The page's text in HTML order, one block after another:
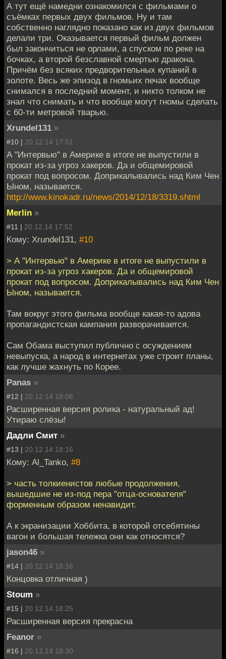
А тут ещё намедни ознакомился с фильмами о
съёмках первых двух фильмов. Ну и там
собственно наглядно показано как из двух фильмов
делали три. Оказывается первый фильм должен
был закончиться не орлами, а спуском по реке на
бочках, а второй безславной смертью дракона.
Причём без всяких предворительных купаний в
золоте. Весь же эпизод в гномьих печах вообще
снимался в последний момент, и никто толком не
знал что снимать и что вообще могут гномы сделать
с 60-ти метровой тварью.
Xrundel131 »
#10 | 20.12.14 17:51
А "Интервью" в Америке в итоге не выпустили в
прокат из-за угроз хакеров. Да и общемировой
прокат под вопросом. Доприкалывались над Ким Чен
Ыном, называется.
http://www.kinokadr.ru/news/2014/12/18/3319.shtml
Merlin »
#11 | 20.12.14 17:52
Кому: Xrundel131, #10
> А "Интервью" в Америке в итоге не выпустили в
прокат из-за угроз хакеров. Да и общемировой
прокат под вопросом. Доприкалывались над Ким Чен
Ыном, называется.
Там вокруг этого фильма вообще какая-то адова
пропагандистская кампания разворачивается.
Сам Обама выступил публично с осуждением
невыпуска, а народ в интернетах уже строит планы,
как лучше жахнуть по Корее.
Panas »
#12 | 20.12.14 18:06
Расширенная версия ролика - натуральный ад!
Утираю слёзы!
Дадли Смит »
#13 | 20.12.14 18:16
Кому: Al_Tanko, #8
> часть толкиенистов любые продолжения,
вышедшие не из-под пера "отца-основателя"
форменным образом ненавидит.
А к экранизации Хоббита, в которой отсебятины
вагон и большая тележка они как относятся?
jason46 »
#14 | 20.12.14 18:16
Концовка отличная )
Stoum »
#15 | 20.12.14 18:25
Расширенная версия прекрасна
Feanor »
#16 | 20.12.14 18:30